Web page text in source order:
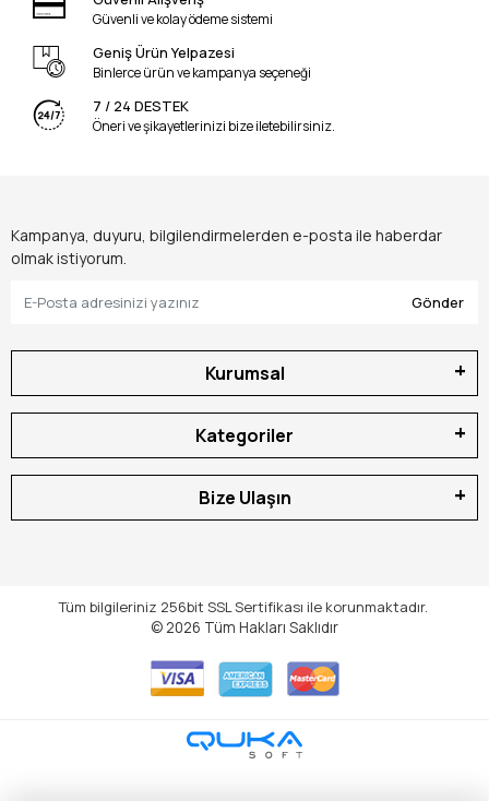
Güvenli ve kolay ödeme sistemi
Geniş Ürün Yelpazesi
Binlerce ürün ve kampanya seçeneği
7 / 24 DESTEK
Öneri ve şikayetlerinizi bize iletebilirsiniz.
Kampanya, duyuru, bilgilendirmelerden e-posta ile haberdar
olmak istiyorum.
Gönder
Kurumsal
Kategoriler
Bize Ulaşın
Tüm bilgileriniz 256bit SSL Sertifikası ile korunmaktadır.
© 2026 Tüm Hakları Saklıdır